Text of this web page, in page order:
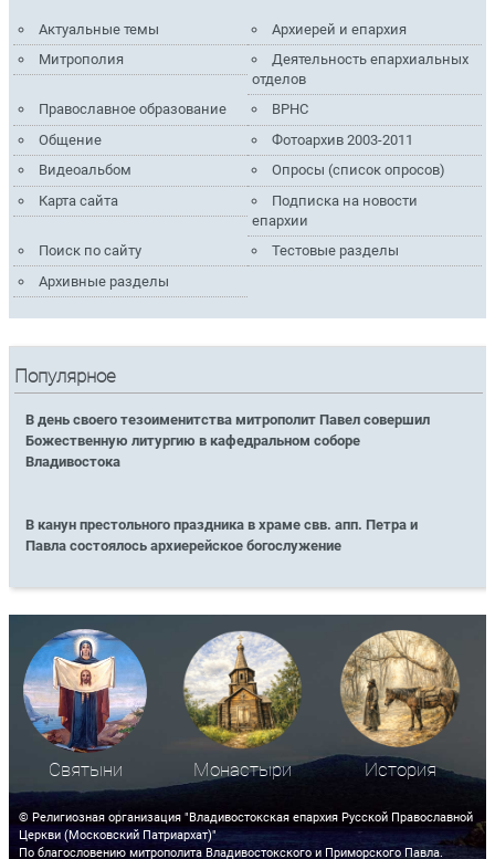
Актуальные темы
Архиерей и епархия
Митрополия
Деятельность епархиальных
отделов
Православное образование
ВРНС
Общение
Фотоархив 2003-2011
Видеоальбом
Опросы (список опросов)
Карта сайта
Подписка на новости
епархии
Поиск по сайту
Тестовые разделы
Архивные разделы
Популярное
В день своего тезоименитства митрополит Павел совершил
Божественную литургию в кафедральном соборе
Владивостока
В канун престольного праздника в храме свв. апп. Петра и
Павла состоялось архиерейское богослужение
Святыни Монастыри История
© Религиозная организация "Владивостокская епархия Русской Православной
Церкви (Московский Патриархат)"
По благословению митрополита Владивостокского и Приморского Павла.